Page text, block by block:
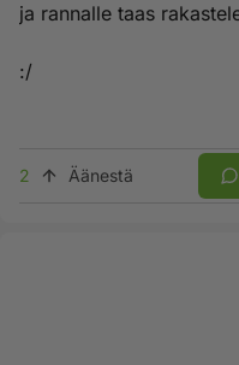
ja rannalle taas
:/
2 Äänestä